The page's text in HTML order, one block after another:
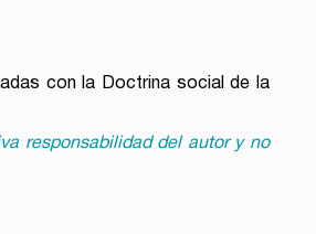
con la Doctrina social de la
responsabilidad del autor y no